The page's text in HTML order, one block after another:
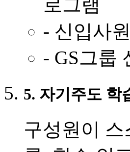
로그램
- 신입사
- GS그룹
5. 자기주도 학
구성원이